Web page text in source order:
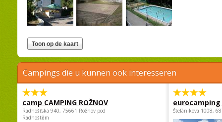
Campings die u kunnen ook interesseren
camp CAMPING ROŽNOV
Radhošťská 940, 75661 Rožnov pod
Radhoštěm
Štefánikova 1008,